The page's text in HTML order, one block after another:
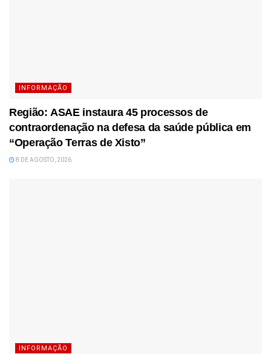
INFORMAÇÃO
Região: ASAE instaura 45 processos de
contraordenação na defesa da saúde pública em
“Operação Terras de Xisto”
8 DE AGOSTO, 2026
INFORMAÇÃO